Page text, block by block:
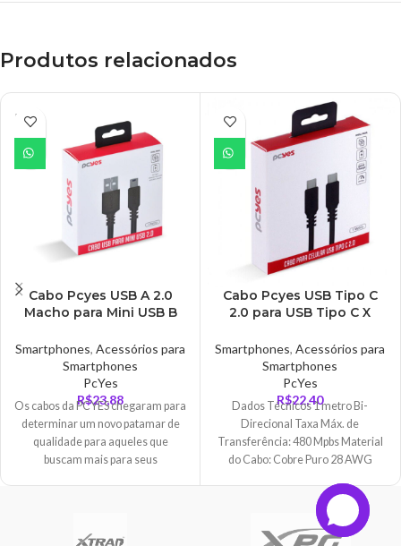
Produtos relacionados
ESGO
TADO
Cabo Pcyes USB A 2.0
Macho para Mini USB B
PUANM2-1
Smartphones, Acessórios para
Smartphones
PcYes
R$23,88
Os cabos da PCYES chegaram para
determinar um novo patamar de
qualidade para aqueles que
buscam mais para seus
Cabo Pcyes USB Tipo C
2.0 para USB Tipo C X
– PUCP-01
Smartphones, Acessórios para
Smartphones
PcYes
R$22,40
Dados Técnicos 1 metro Bi-
Direcional Taxa Máx. de
Transferência: 480 Mpbs Material
do Cabo: Cobre Puro 28 AWG